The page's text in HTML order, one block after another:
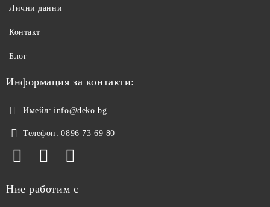
Лични данни
Контакт
Блог
Информация за контакти:
Имейл: info@deko.bg
Телефон: 0896 73 69 80
Ние работим с